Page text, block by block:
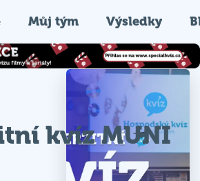
Můj tým Výsledky
kvíz MUNI